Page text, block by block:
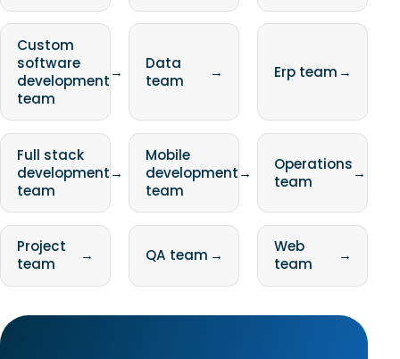
Custom
software
development
team
→
Data
team
→ Erp team →
Full stack
development
team
→
Mobile
development
team
→
Operations
team
→
Project
team
→ QA team →
Web
team
→